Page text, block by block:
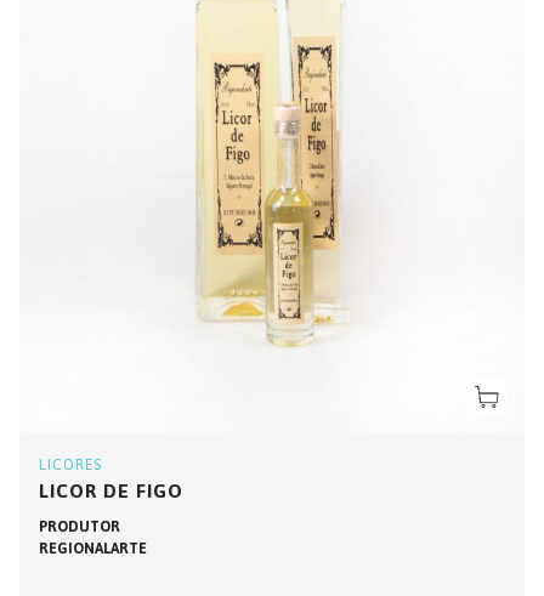
LICORES
LICOR DE FIGO
PRODUTOR
REGIONALARTE